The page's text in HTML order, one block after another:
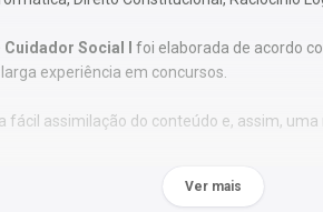
Social I
foi elaborada de acordo
experiência em concursos.
fácil assimilação do conteúdo e, assim,
Ver mais